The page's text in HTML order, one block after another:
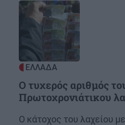
Image
ΕΛΛΑΔΑ
Ο τυχερός αριθμός
Πρωτοχρονιάτικου
Body
Ο κάτοχος του λαχείου